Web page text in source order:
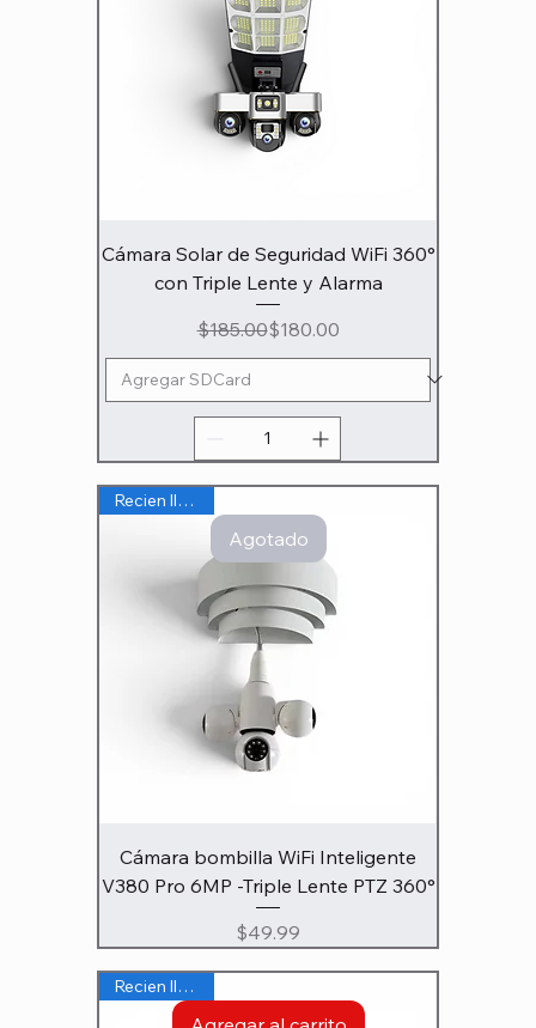
Cámara Solar de Seguridad WiFi 360°
con Triple Lente y Alarma
Precio
$185.00Precio de oferta
$180.00
Agotado
Recien llegado
Cámara bombilla WiFi Inteligente
V380 Pro 6MP -Triple Lente PTZ 360°
Precio
$49.99
Recien llegado